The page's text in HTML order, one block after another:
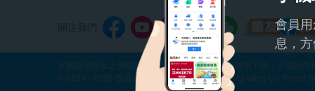
本網頁所顯示之價格因應產品種類及出發日期而有所不同，不包括
© 1999 - 2026 香港永安旅遊有限公司 Hong Kong Wing On Travel
會員
息，